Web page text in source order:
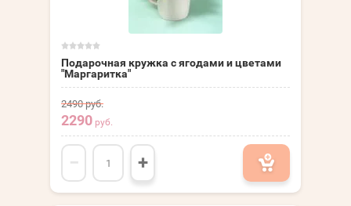
Подарочная кружка с ягодами и цветами
"Маргаритка"
2490руб.
2290 руб.
− +